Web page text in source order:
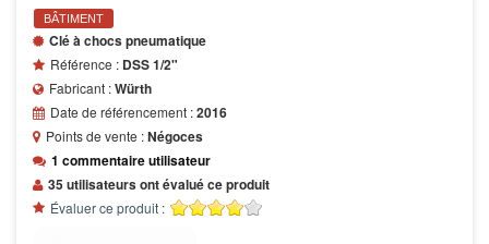
BÂTIMENT
Clé à chocs pneumatique
Référence : DSS 1/2"
Fabricant :Würth
Date de référencement :2016
Points de vente :Négoces
1 commentaire utilisateur
35 utilisateurs ont évalué ce produit
Évaluer ce produit :